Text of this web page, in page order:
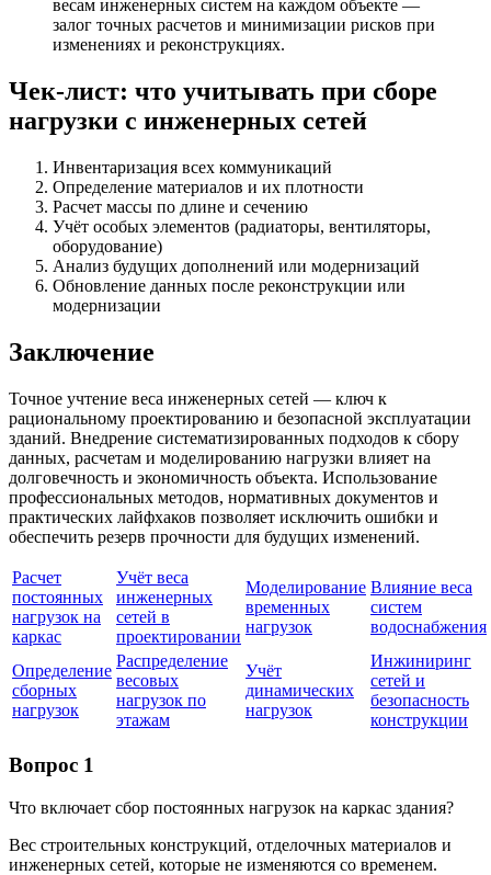
весам инженерных систем на каждом объекте —
залог точных расчетов и минимизации рисков при
изменениях и реконструкциях.
Чек-лист: что учитывать при сборе
нагрузки с инженерных сетей
Инвентаризация всех коммуникаций
Определение материалов и их плотности
Расчет массы по длине и сечению
Учёт особых элементов (радиаторы, вентиляторы,
оборудование)
Анализ будущих дополнений или модернизаций
Обновление данных после реконструкции или
модернизации
Заключение
Точное учтение веса инженерных сетей — ключ к
рациональному проектированию и безопасной эксплуатации
зданий. Внедрение систематизированных подходов к сбору
данных, расчетам и моделированию нагрузки влияет на
долговечность и экономичность объекта. Использование
профессиональных методов, нормативных документов и
практических лайфхаков позволяет исключить ошибки и
обеспечить резерв прочности для будущих изменений.
Расчет
постоянных
нагрузок на
каркас
Учёт веса
инженерных
сетей в
проектировании
Моделирование
временных
нагрузок
Влияние веса
систем
водоснабжения
Определение
сборных
нагрузок
Распределение
весовых
нагрузок по
этажам
Учёт
динамических
нагрузок
Инжиниринг
сетей и
безопасность
конструкции
Вопрос 1
Что включает сбор постоянных нагрузок на каркас здания?
Вес строительных конструкций, отделочных материалов и
инженерных сетей, которые не изменяются со временем.